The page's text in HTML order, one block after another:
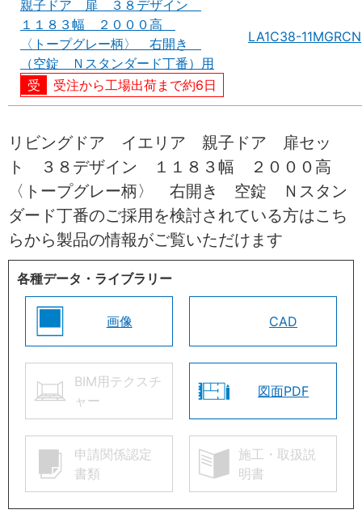
親子ドア 扉 ３８デザイン
１１８３幅 ２０００高
〈トープグレー柄〉 右開き
（空錠 Ｎスタンダード丁番）用
受注から工場出荷まで約6日
LA1C38-11MGRCN
リビングドア イエリア 親子ドア 扉セッ
ト ３８デザイン １１８３幅 ２０００高
〈トープグレー柄〉 右開き 空錠 Ｎスタン
ダード丁番のご採用を検討されている方はこち
らから製品の情報がご覧いただけます
各種データ・ライブラリー
画像 CAD
BIM用テクスチ
ャー
図面PDF
申請関係認定
書類
施工・取扱説
明書